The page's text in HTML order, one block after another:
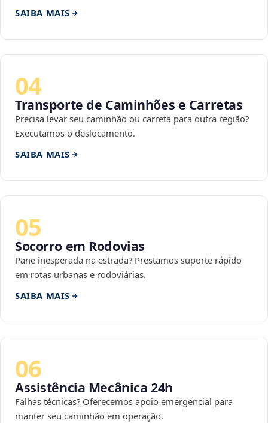
SAIBA MAIS
04
Transporte de Caminhões e Carretas
Precisa levar seu caminhão ou carreta para outra região?
Executamos o deslocamento.
SAIBA MAIS
05
Socorro em Rodovias
Pane inesperada na estrada? Prestamos suporte rápido
em rotas urbanas e rodoviárias.
SAIBA MAIS
06
Assistência Mecânica 24h
Falhas técnicas? Oferecemos apoio emergencial para
manter seu caminhão em operação.